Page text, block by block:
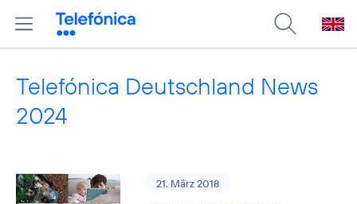
Telefónica Deutschland News
2024
21. März 2018